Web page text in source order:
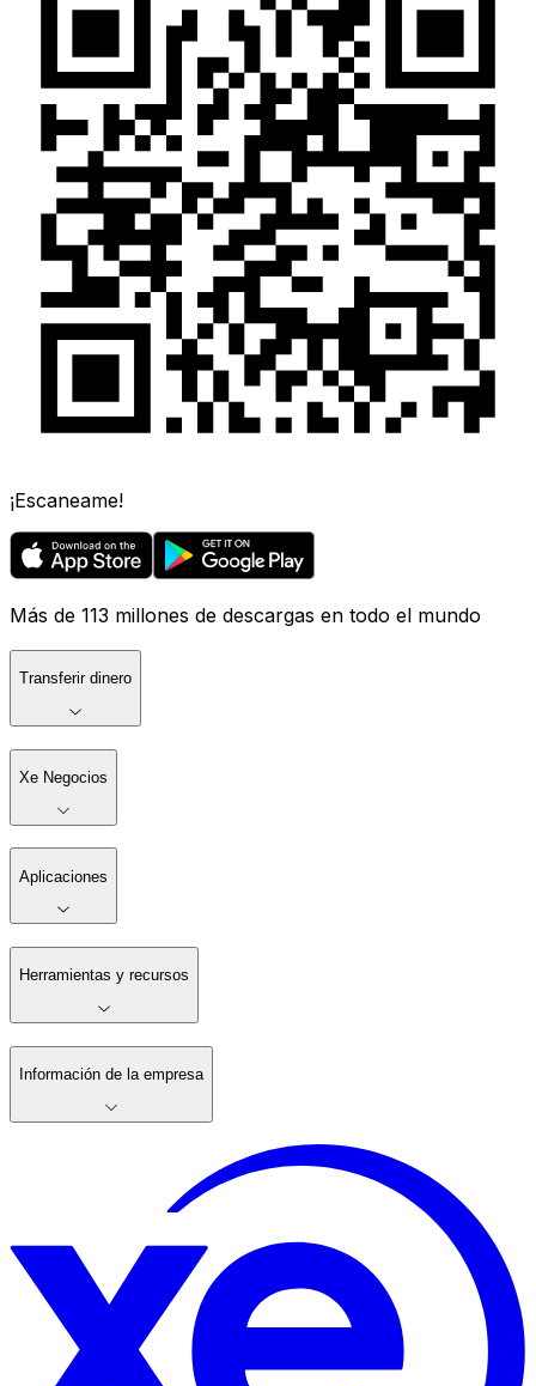
¡Escaneame!
Más de 113 millones de descargas en todo el mundo
Transferir dinero
Xe Negocios
Aplicaciones
Herramientas y recursos
Información de la empresa